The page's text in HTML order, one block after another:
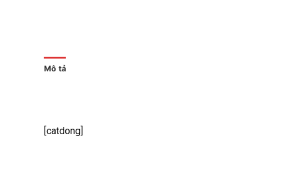
Mô tả
[catdong]